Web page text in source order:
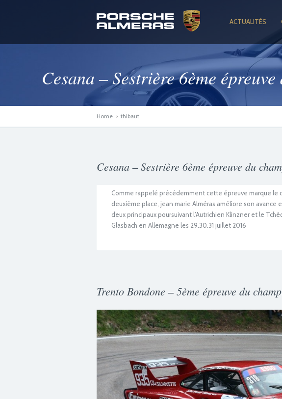
ACTUALITÉS
Cesana – Sestrière 6ème
Home > thibaut
Cesana – Sestrière 6ème épreuve du
Comme rappelé précédemment cette épreuve marque
deuxième place, jean marie Alméras améliore son
deux principaux poursuivant l’Autrichien Klinzner et le
Glasbach en Allemagne les 29.30.31 juillet 2016
Trento Bondone – 5ème épreuve du